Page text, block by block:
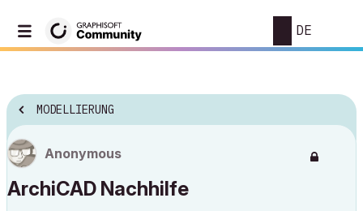
DE
MODELLIERUNG
Anonymous
ArchiCAD Nachhilfe